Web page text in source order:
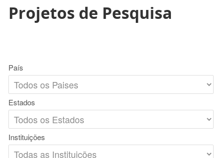
Projetos de Pesquisa
País
Estados
Instituições